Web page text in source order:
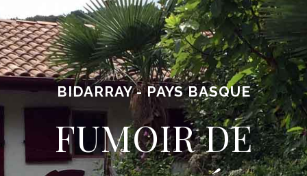
BIDARRAY - PAYS BASQUE
FUMOIR DE